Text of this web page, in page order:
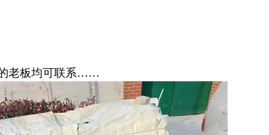
的老板均可联系……